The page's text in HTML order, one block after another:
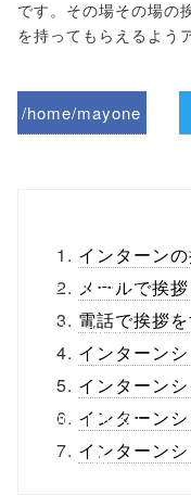
です。その場その場の
を持ってもらえるよう
/home/mayone
content/themes
/tapbiz_theme/
parts/sns-
buttons.php on
line10
インターン
メールで挨
電話で挨拶
インターン
インターン
インターン
インターン